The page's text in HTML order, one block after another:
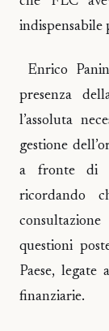
indispensabile
Enrico
presenza
l’assoluta
gestione
a fronte di
ricordando
questioni
Paese,
finanziarie.